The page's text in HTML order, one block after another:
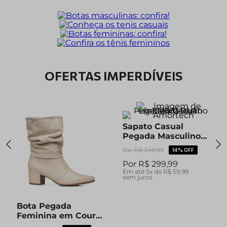
OFERTAS IMPERDÍVEIS
Bota Pegada
Feminina em Couro
Sapato Casual
Pegada Masculino
em Couro Preto
127601-01
R$ 349,99 14% OFF
R$ 299,99
Em até 5x de R$ 59,99
sem juros